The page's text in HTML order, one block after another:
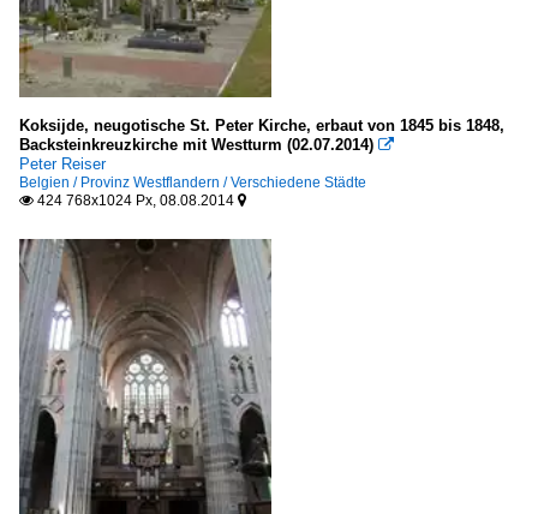
Koksijde, neugotische St. Peter Kirche, erbaut von 1845 bis 1848,
Backsteinkreuzkirche mit Westturm (02.07.2014) 
Peter Reiser
Belgien / Provinz Westflandern / Verschiedene Städte
 424 768x1024 Px, 08.08.2014 